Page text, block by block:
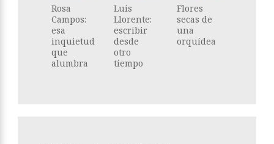
Rosa
Campos:
esa
inquietud
que
alumbra
Luis
Llorente:
escribir
desde
otro
tiempo
Flores
secas de
una
orquídea